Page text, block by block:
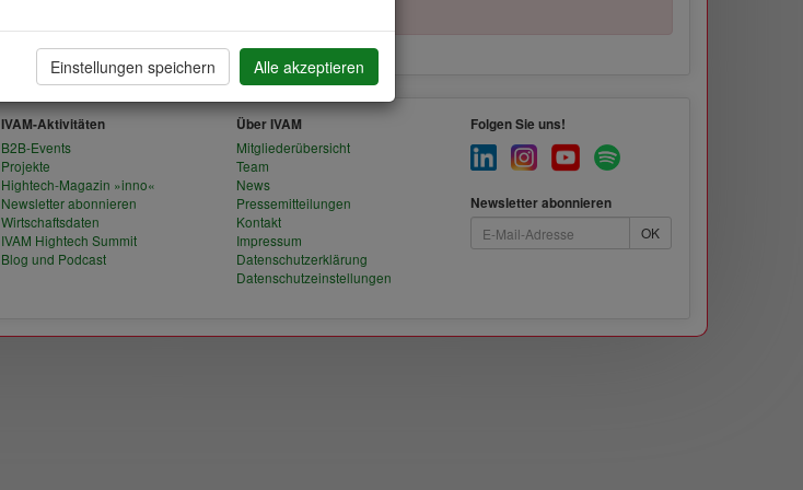
IVAM-Aktivitäten
B2B-Events
Projekte
Hightech-Magazin »inno«
Newsletter abonnieren
Wirtschaftsdaten
IVAM Hightech Summit
Blog und Podcast
Über IVAM
Mitgliederübersicht
Team
News
Pressemitteilungen
Kontakt
Impressum
Datenschutzerklärung
Datenschutzeinstellungen
Folgen Sie uns!
Newsletter abonnieren
Einstellungen speichern Alle akzeptieren